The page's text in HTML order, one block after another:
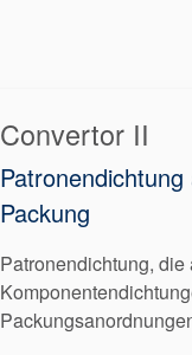
Convertor II
Packung
Patronendichtung,